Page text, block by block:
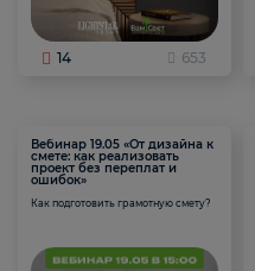
14 653
Вебинар 19.05 «От дизайна к
смете: как реализовать
проект без переплат и
ошибок»
Как подготовить грамотную смету?